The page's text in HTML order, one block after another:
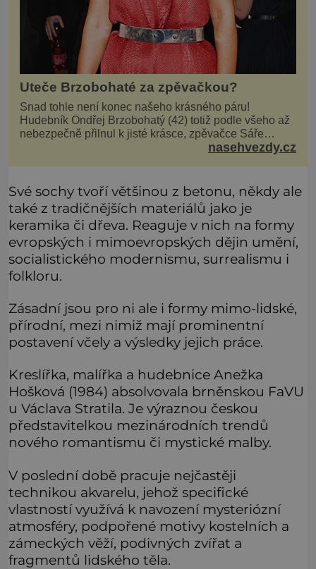
Uteče Brzobohaté za zpěvačkou?
Snad tohle není konec našeho krásného páru!
Hudebník Ondřej Brzobohatý (42) totiž podle všeho až
nebezpečně přilnul k jisté krásce, zpěvačce Sáře
Milfajtové (33), která jednou byla hostem v pořadu
nasehvezdy.cz
Své sochy tvoří většinou z betonu, někdy ale
také z tradičnějších materiálů jako je
keramika či dřeva. Reaguje v nich na formy
evropských i mimoevropských dějin umění,
socialistického modernismu, surrealismu i
folkloru.
Zásadní jsou pro ni ale i formy mimo-lidské,
přírodní, mezi nimiž mají prominentní
postavení včely a výsledky jejich práce.
Kreslířka, malířka a hudebnice Anežka
Hošková (1984) absolvovala brněnskou FaVU
u Václava Stratila. Je výraznou českou
představitelkou mezinárodních trendů
nového romantismu či mystické malby.
V poslední době pracuje nejčastěji
technikou akvarelu, jehož specifické
vlastností využívá k navození mysteriózní
atmosféry, podpořené motivy kostelních a
zámeckých věží, podivných zvířat a
fragmentů lidského těla.